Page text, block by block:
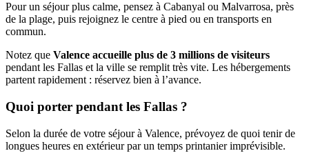
Pour un séjour plus calme, pensez à Cabanyal ou Malvarrosa, près
de la plage, puis rejoignez le centre à pied ou en transports en
commun.
Notez que Valence accueille plus de 3 millions de visiteurs
pendant les Fallas et la ville se remplit très vite. Les hébergements
partent rapidement : réservez bien à l’avance.
Quoi porter pendant les Fallas ?
Selon la durée de votre séjour à Valence, prévoyez de quoi tenir de
longues heures en extérieur par un temps printanier imprévisible.